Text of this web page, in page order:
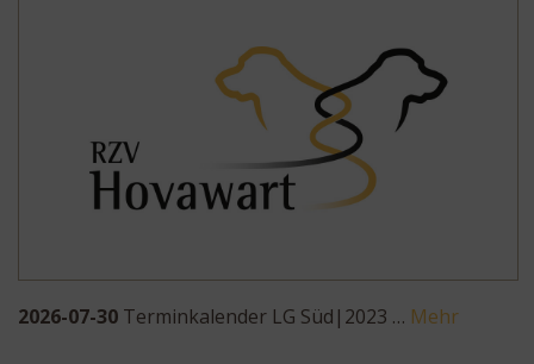
2026-07-30 Terminkalender LG Süd|2023 … Mehr